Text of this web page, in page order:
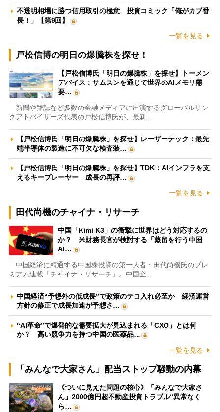
不透明相場に勝つ信用取引の極意 投資コミック「俺がカブ番
長！」【第9回】
一覧を見る
戸松信博の明日の爆騰株を探せ！
【戸松信博氏「明日の爆騰株」を探せ】トーメン
デバイス：サムスンを通じて世界のAIメモリ需
要…
新聞や雑誌など多数の金融メディアに出演するグローバルリン
クアドバイザーズ代表の戸松信博氏が、最新…
【戸松信博氏「明日の爆騰株」を探せ】レーザーテック：最先
端半導体の製造に不可欠な検査装…
【戸松信博氏「明日の爆騰株」を探せ】TDK：AIインフラを支
えるキープレーヤー 成長の再評…
一覧を見る
田代尚機のチャイナ・リサーチ
中国「Kimi K3」の衝撃に世界はどう対応するの
か？ 米財務長官が検討する「蒸留を行う中国
AI…
中国経済に精通する中国株投資の第一人者・田代尚機氏のプレ
ミアム連載「チャイナ・リサーチ」。中国企…
中国経済“予想外の低成長”で政策のテコ入れ必至か 経済運営
方針の修正で成長加速が予想さ…
“AI革命”で爆発的な需要拡大が見込まれる「CXO」とは何
か？ 高い競争力を持つ中国の医薬品…
一覧を見る
「みんなで大家さん」配当ストップ騒動の内幕
《ついに見えた問題の核心》「みんなで大家さ
ん」2000億円超不動産投資トラブル“異常なく
ら…